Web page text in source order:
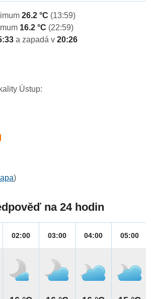
26.2 °C (13:59)
16.2 °C (22:59)
a zapadá v 20:26
Ústup:
)
na 24 hodin
02:00 03:00 04:00 05:00